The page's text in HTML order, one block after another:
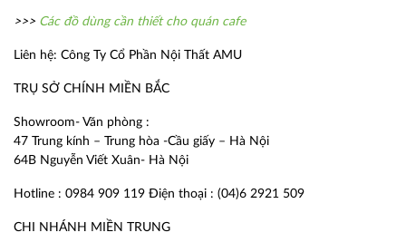
>>> Các đồ dùng cần thiết cho quán cafe
Liên hệ: Công Ty Cổ Phần Nội Thất AMU
TRỤ SỞ CHÍNH MIỀN BẮC
Showroom- Văn phòng :
47 Trung kính – Trung hòa -Cầu giấy – Hà Nội
64B Nguyễn Viết Xuân- Hà Nội
Hotline : 0984 909 119 Điện thoại : (04)6 2921 509
CHI NHÁNH MIỀN TRUNG